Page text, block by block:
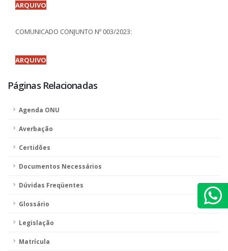
ARQUIVO
COMUNICADO CONJUNTO Nº 003/2023:
ARQUIVO
Páginas Relacionadas
Agenda ONU
Averbação
Certidões
Documentos Necessários
Dúvidas Freqüentes
Glossário
Legislação
Matrícula